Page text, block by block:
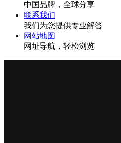
中国品牌，全球分享
联系我们
我们为您提供专业解答
网站地图
网址导航，轻松浏览